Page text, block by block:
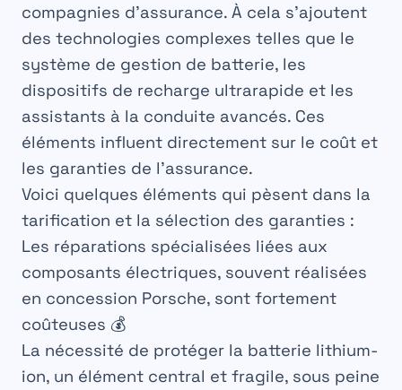
compagnies d’assurance. À cela s’ajoutent
des technologies complexes telles que le
système de gestion de batterie, les
dispositifs de recharge ultrarapide et les
assistants à la conduite avancés. Ces
éléments influent directement sur le coût et
les garanties de l’assurance.
Voici quelques éléments qui pèsent dans la
tarification et la sélection des garanties :
Les réparations spécialisées liées aux
composants électriques, souvent réalisées
en concession Porsche, sont fortement
coûteuses 💰
La nécessité de protéger la batterie lithium-
ion, un élément central et fragile, sous peine